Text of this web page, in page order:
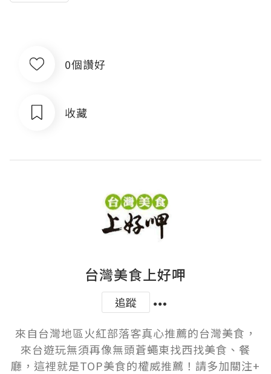
0個讚好
收藏
台灣美食上好呷
追蹤
來自台灣地區火紅部落客真心推薦的台灣美食，
來台遊玩無須再像無頭蒼蠅東找西找美食、餐
廳，這裡就是TOP美食的權威推薦！請多加關注+